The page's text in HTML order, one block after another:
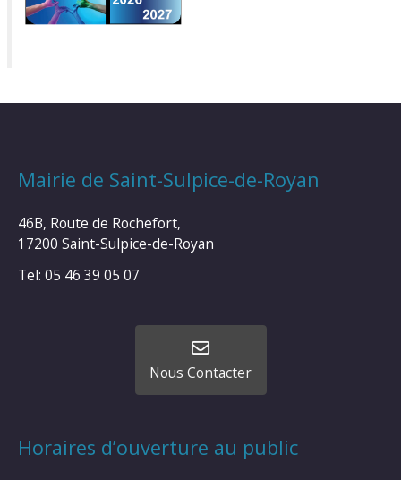
Mairie de Saint-Sulpice-de-Royan
46B, Route de Rochefort,
17200 Saint-Sulpice-de-Royan
Tel: 05 46 39 05 07
Nous Contacter
Horaires d’ouverture au public